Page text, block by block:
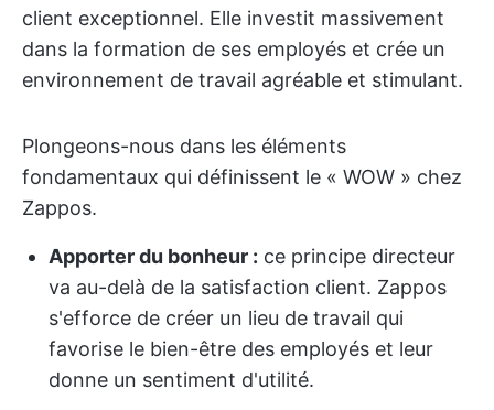
client exceptionnel. Elle investit massivement
dans la formation de ses employés et crée un
environnement de travail agréable et stimulant.
Plongeons-nous dans les éléments
fondamentaux qui définissent le « WOW » chez
Zappos.
Apporter du bonheur : ce principe directeur
va au-delà de la satisfaction client. Zappos
s'efforce de créer un lieu de travail qui
favorise le bien-être des employés et leur
donne un sentiment d'utilité.